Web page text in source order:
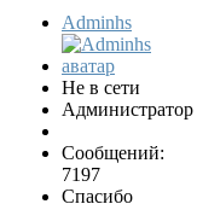
Adminhs
Не в сети
Администратор
Сообщений:
7197
Спасибо